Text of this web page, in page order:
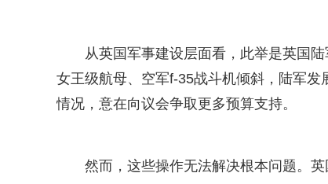
从英国军事建设层面看，此举是英国
女王级航母、空军f-35战斗机倾斜，陆军
情况，意在向议会争取更多预算支持。
然而，这些操作无法解决根本问题。